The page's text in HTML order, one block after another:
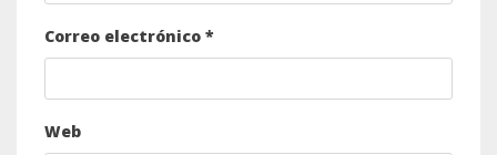
Correo electrónico *
Web